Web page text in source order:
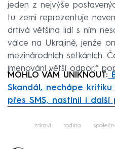
jeden z nejvýše
tu zemi reprezentuje
drtivá většina lidí s ním
válce na Ukrajině, jenže
mezinárodních setkáních.
jmenování větší odpor,“
MOHLO VÁM UNIKNOUT:
Skandál, nechápe kritiku
přes SMS, nastínil i další
zdraví rodina